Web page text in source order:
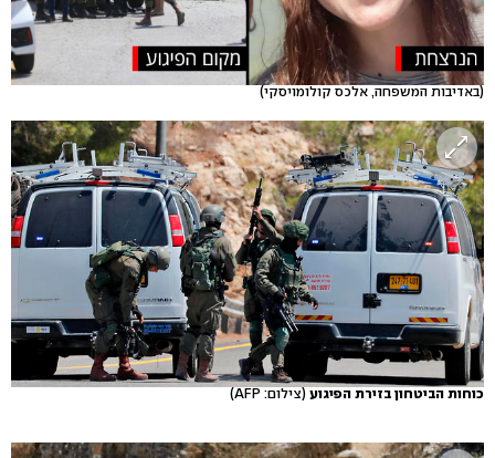
(באדיבות המשפחה, אלכס קולומויסקי)
כוחות הביטחון בזירת הפיגוע (צילום: AFP)